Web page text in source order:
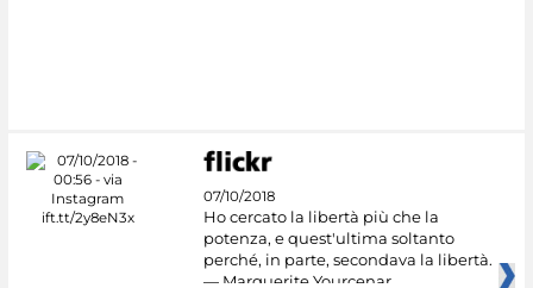
07/10/2018
Ho cercato la libertà più che la
potenza, e quest'ultima soltanto
perché, in parte, secondava la libertà.
— Marguerite Yourcenar